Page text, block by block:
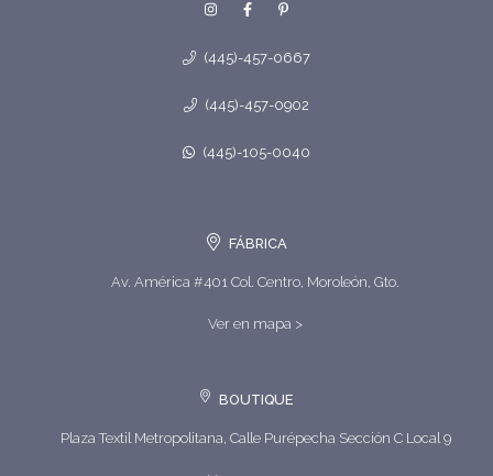
(445)-457-0667
(445)-457-0902
(445)-105-0040
FÁBRICA
Av. América #401 Col. Centro, Moroleón, Gto.
Ver en mapa >
BOUTIQUE
Plaza Textil Metropolitana, Calle Purépecha Sección C Local 9